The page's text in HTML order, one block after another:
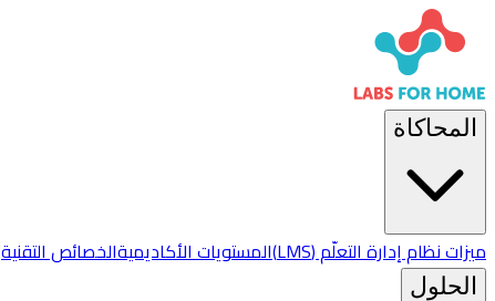
المحاكاة
ميزات نظام إدارة التعلّم (LMS) المستويات الأكاديميةالخصائص التقنية
الحلول